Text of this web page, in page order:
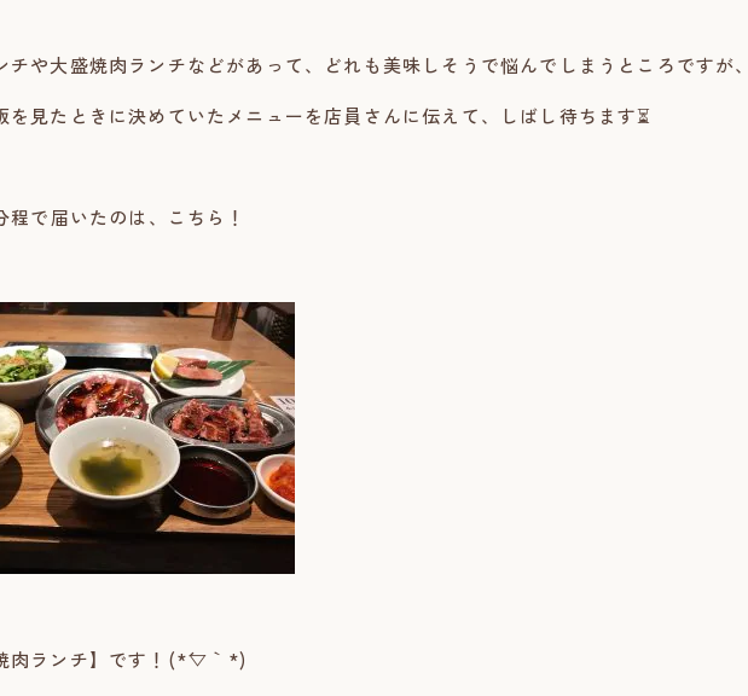
チや大盛焼肉ランチなどがあって、どれも美味しそうで悩んでしまうところですが
を見たときに決めていたメニューを店員さんに伝えて、しばし待ちます⏳
程で届いたのは、こちら！
肉ランチ】です！(*´▽｀*)